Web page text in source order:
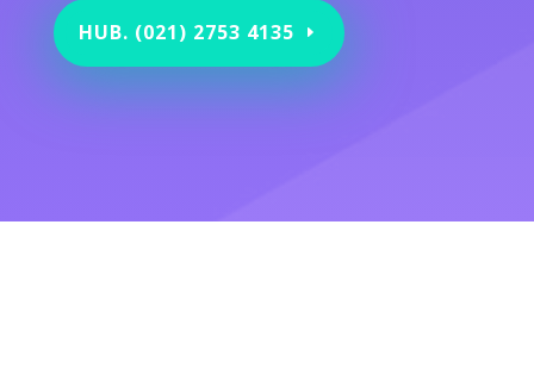
HUB. (021) 2753 4135